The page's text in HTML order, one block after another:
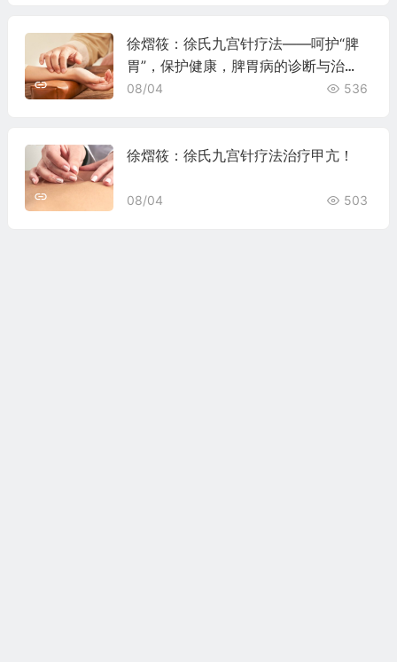
徐熠筱：徐氏九宫针疗法——呵护“脾
胃”，保护健康，脾胃病的诊断与治
疗！
08/04 536
徐熠筱：徐氏九宫针疗法治疗甲亢！
08/04 503